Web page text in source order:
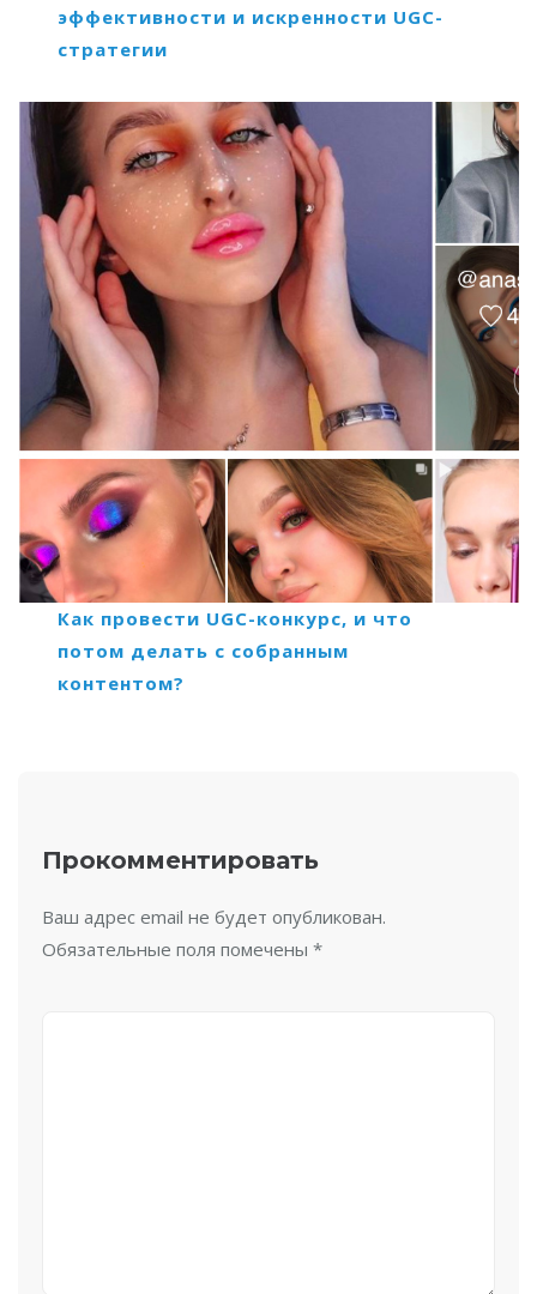
эффективности и искренности UGC-
стратегии
Как провести UGC-конкурс, и что
потом делать с собранным
контентом?
Прокомментировать
Ваш адрес email не будет опубликован.
Обязательные поля помечены *